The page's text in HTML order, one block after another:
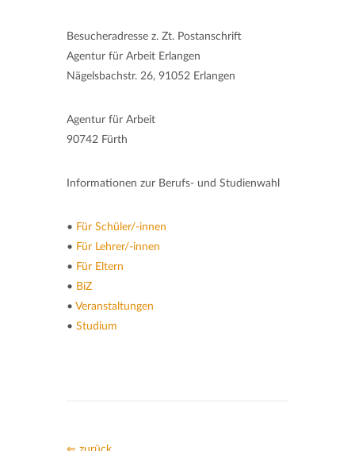
Besucheradresse z. Zt. Postanschrift
Agentur für Arbeit Erlangen
Nägelsbachstr. 26, 91052 Erlangen
Agentur für Arbeit
90742 Fürth
Informationen zur Berufs- und Studienwahl
• Für Schüler/-innen
• Für Lehrer/-innen
• Für Eltern
• BiZ
• Veranstaltungen
• Studium